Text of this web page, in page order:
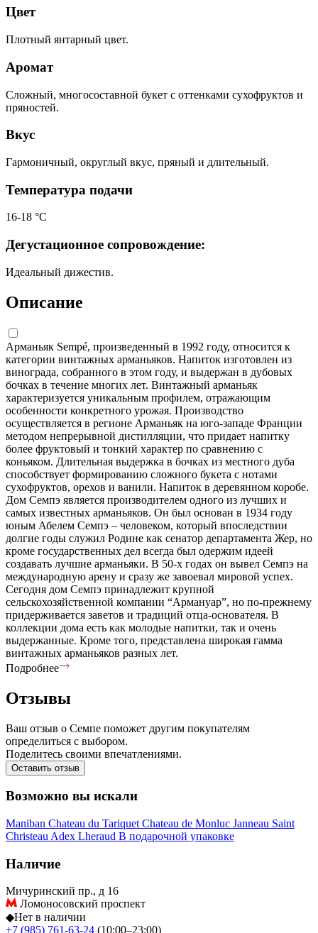
Цвет
Плотный янтарный цвет.
Аромат
Сложный, многосоставной букет с оттенками сухофруктов и
пряностей.
Вкус
Гармоничный, округлый вкус, пряный и длительный.
Температура подачи
16-18 °C
Дегустационное сопровождение:
Идеальный дижестив.
Описание
Арманьяк Sempé, произведенный в 1992 году, относится к
категории винтажных арманьяков. Напиток изготовлен из
винограда, собранного в этом году, и выдержан в дубовых
бочках в течение многих лет. Винтажный арманьяк
характеризуется уникальным профилем, отражающим
особенности конкретного урожая. Производство
осуществляется в регионе Арманьяк на юго-западе Франции
методом непрерывной дистилляции, что придает напитку
более фруктовый и тонкий характер по сравнению с
коньяком. Длительная выдержка в бочках из местного дуба
способствует формированию сложного букета с нотами
сухофруктов, орехов и ванили. Напиток в деревянном коробе.
Дом Семпэ является производителем одного из лучших и
самых известных арманьяков. Он был основан в 1934 году
юным Абелем Семпэ – человеком, который впоследствии
долгие годы служил Родине как сенатор департамента Жер, но
кроме государственных дел всегда был одержим идеей
создавать лучшие арманьяки. В 50-х годах он вывел Семпэ на
международную арену и сразу же завоевал мировой успех.
Сегодня дом Семпэ принадлежит крупной
сельскохозяйственной компании “Армануар”, но по-прежнему
придерживаетcя заветов и традиций отца-основателя. В
коллекции дома есть как молодые напитки, так и очень
выдержанные. Кроме того, представлена широкая гамма
винтажных арманьяков разных лет.
Подробнее
Отзывы
Ваш отзыв о Семпе поможет другим покупателям
определиться с выбором.
Поделитесь своими впечатлениями.
Оставить отзыв
Возможно вы искали
Maniban Chateau du Tariquet Chateau de Monluc Janneau Saint
Christeau Adex Lheraud В подарочной упаковке
Наличие
Мичуринский пр., д 16
Ломоносовский проспект
◆Нет в наличии
+7 (985) 761-63-24 (10:00–23:00)